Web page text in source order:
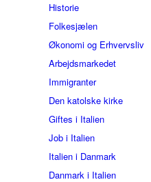
Historie
Folkesjælen
Økonomi og Erhvervsliv
Arbejdsmarkedet
Immigranter
Den katolske kirke
Giftes i Italien
Job i Italien
Italien i Danmark
Danmark i Italien